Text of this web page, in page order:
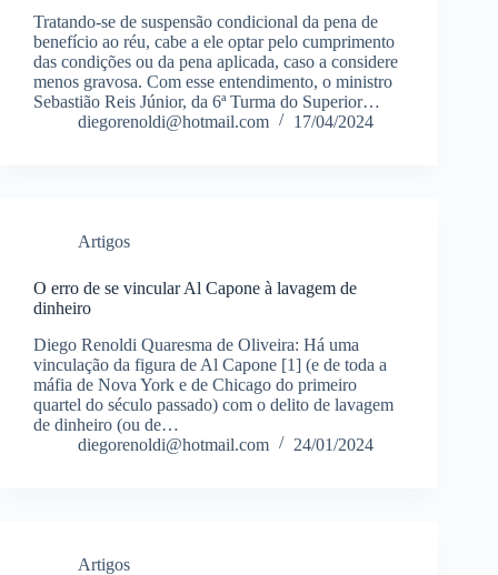
Tratando-se de suspensão condicional da pena de
benefício ao réu, cabe a ele optar pelo cumprimento
das condições ou da pena aplicada, caso a considere
menos gravosa. Com esse entendimento, o ministro
Sebastião Reis Júnior, da 6ª Turma do Superior…
diegorenoldi@hotmail.com
17/04/2024
Artigos
O erro de se vincular Al Capone à lavagem de
dinheiro
Diego Renoldi Quaresma de Oliveira: Há uma
vinculação da figura de Al Capone [1] (e de toda a
máfia de Nova York e de Chicago do primeiro
quartel do século passado) com o delito de lavagem
de dinheiro (ou de…
diegorenoldi@hotmail.com
24/01/2024
Artigos